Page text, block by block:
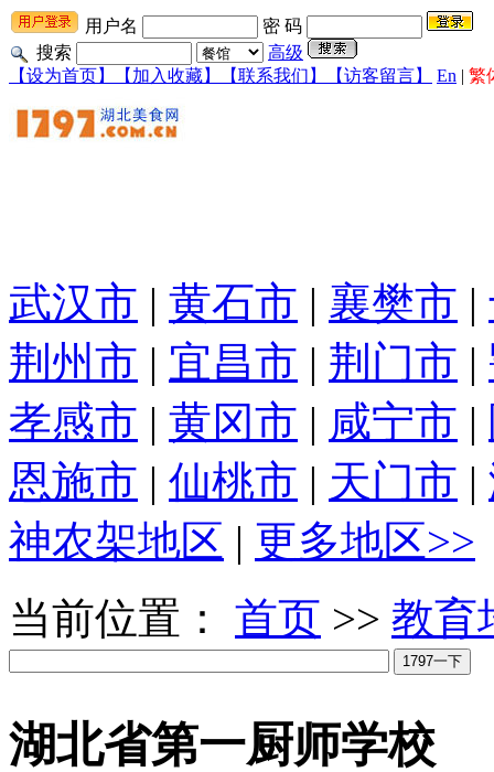
用户名
密 码
搜索
高级
【设为首页】
【加入收藏】 【联系我们】 【访客留言】 En | 繁
武汉市 | 黄石市 | 襄樊市 |
荆州市 | 宜昌市 | 荆门市 |
孝感市 | 黄冈市 | 咸宁市 |
恩施市 | 仙桃市 | 天门市 |
神农架地区 | 更多地区>>
当前位置： 首页 >> 教育
湖北省第一厨师学校